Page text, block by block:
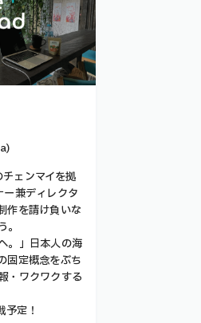
ェンマイを拠
兼ディレクタ
作を請け負いな
。」日本人の海
固定概念をぶち
・ワクワクする
定！